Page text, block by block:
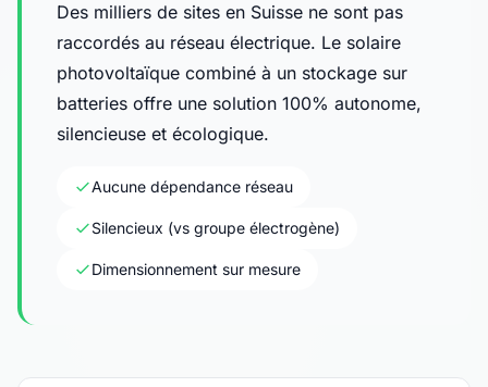
Des milliers de sites en Suisse ne sont pas
raccordés au réseau électrique. Le solaire
photovoltaïque combiné à un stockage sur
batteries offre une solution 100% autonome,
silencieuse et écologique.
Aucune dépendance réseau
Silencieux (vs groupe électrogène)
Dimensionnement sur mesure